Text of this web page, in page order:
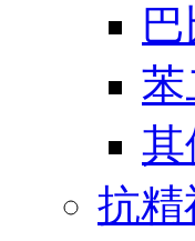
苯
其
抗精